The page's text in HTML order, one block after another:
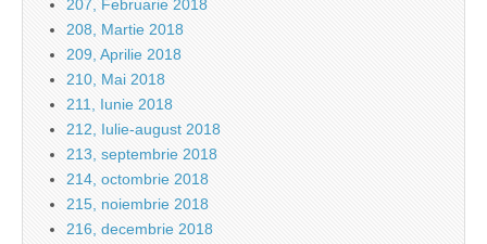
207, Februarie 2018
208, Martie 2018
209, Aprilie 2018
210, Mai 2018
211, Iunie 2018
212, Iulie-august 2018
213, septembrie 2018
214, octombrie 2018
215, noiembrie 2018
216, decembrie 2018